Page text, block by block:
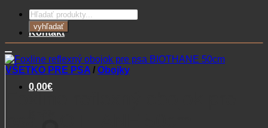
Kontakt
0,00€
Products
search
vyhľadať
VŠETKO PRE PSA / Obojky